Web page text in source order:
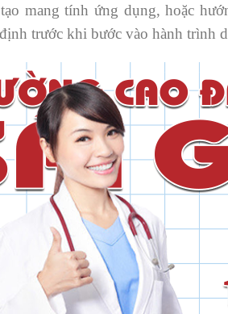
mang tính ứng dụng, hoặc
trước khi bước vào hành trình